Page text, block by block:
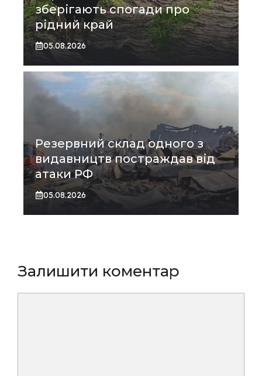
зберігають спогади про
рідний край
05.08.2026
Резервний склад одного з
видавництв постраждав від
атаки РФ
05.08.2026
Залишити коментар